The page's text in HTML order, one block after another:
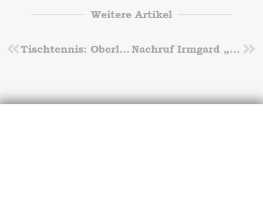
Weitere Artikel
Zurück Tischtennis: Oberliga-Premiere am Sonntag Nachruf Irmgard „Irmchen“ Demmig